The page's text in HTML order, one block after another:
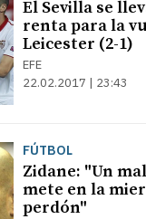
El Sevilla se
renta para la
Leicester (2-1)
EFE
22.02.2017 | 23:43
FÚTBOL
Zidane: "Un
mete en la
perdón"